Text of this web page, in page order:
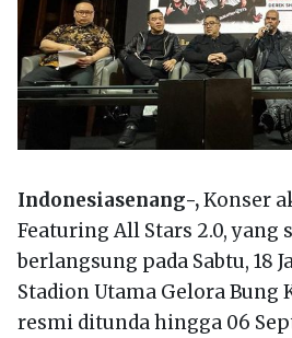
Indonesiasenang-,Konser
Featuring All Stars 2.0, yang
berlangsung pada Sabtu, 18
Stadion Utama Gelora Bung
resmi ditunda hingga 06